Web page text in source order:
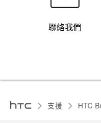
聯絡我們
支援 HTC